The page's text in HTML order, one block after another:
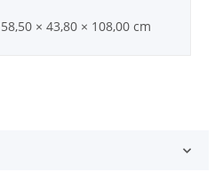
58,50 × 43,80 × 108,00 cm